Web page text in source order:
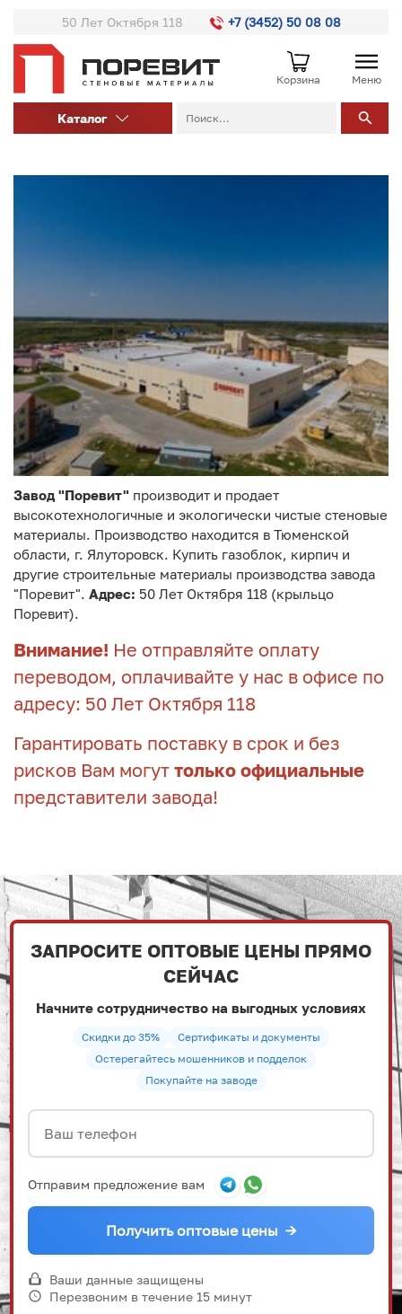
50 Лет Октября 118 +7 (3452) 50 08 08
Корзина Меню
Каталог
Завод "Поревит" производит и продает
высокотехнологичные и экологически чистые стеновые
материалы. Производство находится в Тюменской
области, г. Ялуторовск. Купить газоблок, кирпич и
другие строительные материалы производства завода
"Поревит". Адрес: 50 Лет Октября 118 (крыльцо
Поревит).
Внимание! Не отправляйте оплату
переводом, оплачивайте у нас в офисе по
адресу: 50 Лет Октября 118
Гарантировать поставку в срок и без
рисков Вам могут только официальные
представители завода!
ЗАПРОСИТЕ ОПТОВЫЕ ЦЕНЫ ПРЯМО
СЕЙЧАС
Начните сотрудничество на выгодных условиях
Скидки до 35%
Сертификаты и документы
Остерегайтесь мошенников и подделок
Покупайте на заводе
Отправим предложение вам
Получить оптовые цены →
Ваши данные защищены
Перезвоним в течение 15 минут